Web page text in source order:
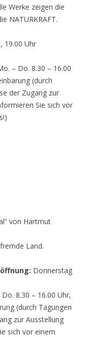
Werke zeigen die
NATURKRAFT.
19.00 Uhr
– Do. 8.30 – 16.00
(durch
der Zugang zur
Sie sich vor
von Hartmut
Land.
Donnerstag
8.30 – 16.00 Uhr,
(durch Tagungen
zur Ausstellung
sich vor einem